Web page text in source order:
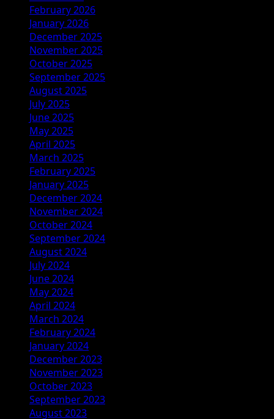
February 2026
January 2026
December 2025
November 2025
October 2025
September 2025
August 2025
July 2025
June 2025
May 2025
April 2025
March 2025
February 2025
January 2025
December 2024
November 2024
October 2024
September 2024
August 2024
July 2024
June 2024
May 2024
April 2024
March 2024
February 2024
January 2024
December 2023
November 2023
October 2023
September 2023
August 2023